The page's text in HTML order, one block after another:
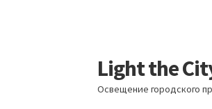
Перейти
к
навигации
Перейти
к
содержимому
Light the
Освещение городского